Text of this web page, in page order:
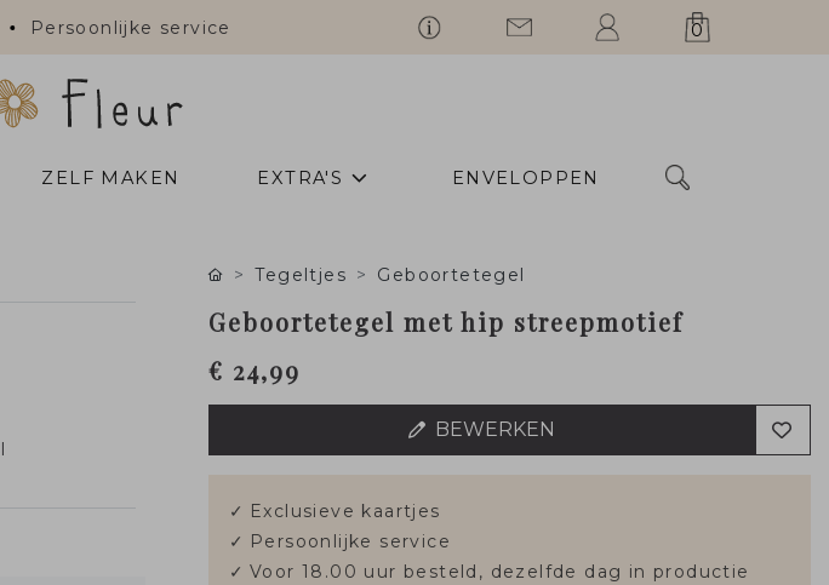
Persoonlijke service 0
ZELF MAKEN EXTRA'S ENVELOPPEN
Tegeltjes Geboortetegel
Geboortetegel met hip streepmotief
€ 24,99
BEWERKEN
✓
Exclusieve kaartjes
✓
Persoonlijke service
✓ Voor 18.00 uur besteld, dezelfde dag in productie